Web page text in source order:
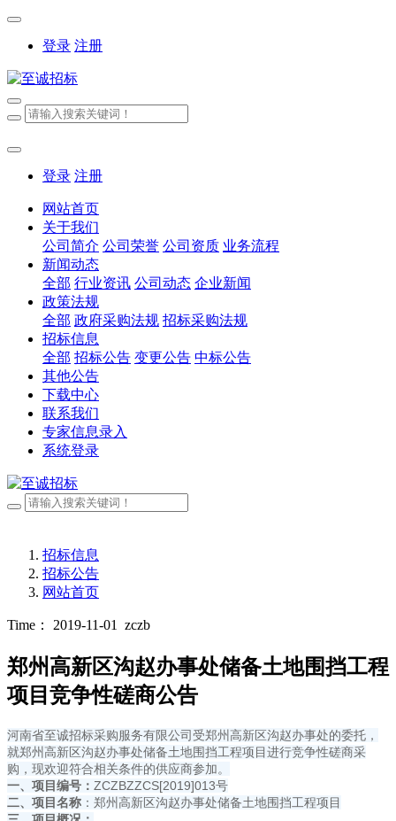
登录 注册
登录 注册
网站首页
关于我们
公司简介 公司荣誉 公司资质 业务流程
新闻动态
全部 行业资讯 公司动态 企业新闻
政策法规
全部 政府采购法规 招标采购法规
招标信息
全部 招标公告 变更公告 中标公告
其他公告
下载中心
联系我们
专家信息录入
系统登录
招标信息
招标公告
网站首页
Time： 2019-11-01 zczb
郑州高新区沟赵办事处储备土地围挡工程
项目竞争性磋商公告
河南省至诚招标采购服务有限公司受郑州高新区沟赵办事处的委托，
就郑州高新区沟赵办事处储备土地围挡工程项目进行竞争性磋商采
购，现欢迎符合相关条件的供应商参加。
一、项目编号： ZCZBZZCS[2019]013号
二、项目名称 ：郑州高新区沟赵办事处储备土地围挡工程项目